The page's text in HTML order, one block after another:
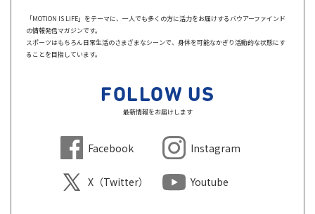
「MOTION IS LIFE」をテーマに、一人でも多くの方に活力をお届けするバウアーファインド
の情報発信マガジンです。
スポーツはもちろん日常生活のさまざまなシーンで、身体を可能なかぎり活動的な状態にす
ることを目指しています。
FOLLOW US
最新情報をお届けします
Facebook Instagram
X（Twitter） Youtube